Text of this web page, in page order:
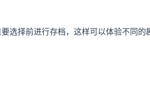
选择前进行存档，这样可以体验不同的